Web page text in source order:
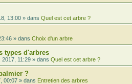
13:00 » dans Quel est cet arbre ?
» dans Choix d'un arbre
types d'arbres
2017, 11:29 » dans Quel est cet arbre ?
?
00:07 » dans Entretien des arbres